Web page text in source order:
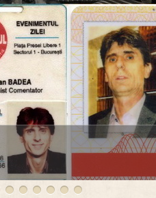
secrete ale Securitatii.